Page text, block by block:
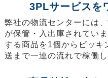
3PLサービスを
弊社の物流センターには
が保管・入出庫されてい
する商品を1個からピッキ
送まで一連の流れで稼働し